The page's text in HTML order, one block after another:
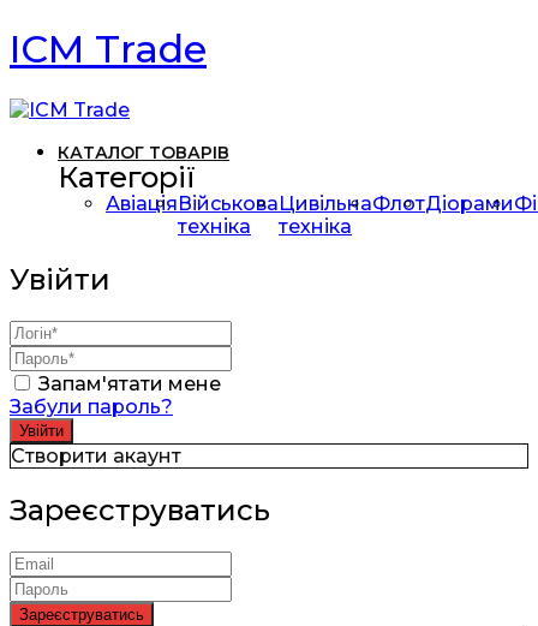
ICM Trade
КАТАЛОГ ТОВАРІВ
Категорії
АвіаціяВійськова
техніка
Цивільна
техніка
ФлотДіорами
Увійти
Запам'ятати мене
Забули пароль?
Створити акаунт
Зареєструватись